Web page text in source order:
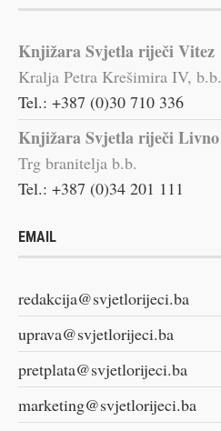
Knjižara Svjetla riječi Vitez
Kralja Petra Krešimira IV, b.b.
Tel.: +387 (0)30 710 336
Knjižara Svjetla riječi Livno
Trg branitelja b.b.
Tel.: +387 (0)34 201 111
EMAIL
redakcija@svjetlorijeci.ba
uprava@svjetlorijeci.ba
pretplata@svjetlorijeci.ba
marketing@svjetlorijeci.ba